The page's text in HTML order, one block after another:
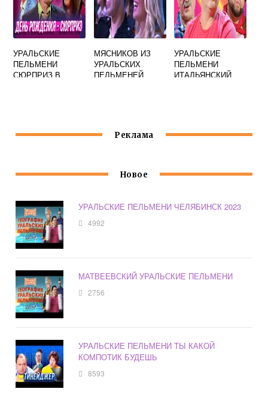
УРАЛЬСКИЕ
ПЕЛЬМЕНИ
СЮРПРИЗ В
МЯСНИКОВ ИЗ
УРАЛЬСКИХ
ПЕЛЬМЕНЕЙ
УРАЛЬСКИЕ
ПЕЛЬМЕНИ
ИТАЛЬЯНСКИЙ
Реклама
Новое
УРАЛЬСКИЕ ПЕЛЬМЕНИ ЧЕЛЯБИНСК 2023
4992
МАТВЕЕВСКИЙ УРАЛЬСКИЕ ПЕЛЬМЕНИ
2756
УРАЛЬСКИЕ ПЕЛЬМЕНИ ТЫ КАКОЙ
КОМПОТИК БУДЕШЬ
8593